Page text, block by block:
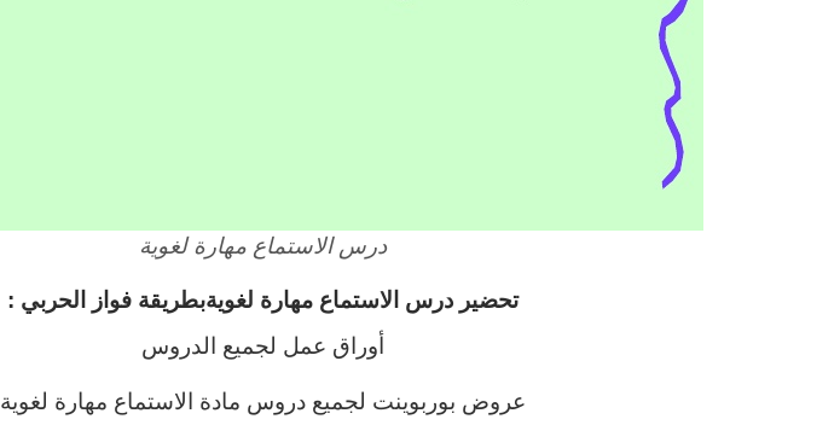
درس الاستماع مهارة لغوية
تحضير درس الاستماع مهارة لغويةبطريقة فواز الحربي :
أوراق عمل لجميع الدروس
عروض بوربوينت لجميع دروس مادة الاستماع مهارة لغوية